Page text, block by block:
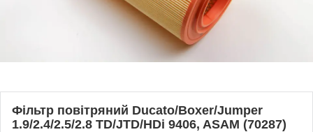
Фільтр повітряний Ducato/Boxer/Jumper
1.9/2.4/2.5/2.8 TD/JTD/HDi 9406, ASAM (70287)